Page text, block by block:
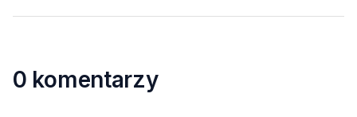
0 komentarzy